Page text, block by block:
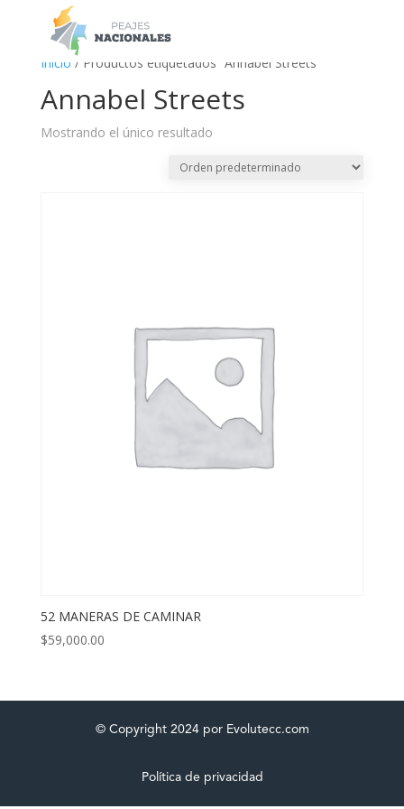
Inicio / Productos etiquetados “Annabel Streets”
Annabel Streets
Mostrando el único resultado
52 MANERAS DE CAMINAR
$59,000.00
© Copyright 2024 por Evolutecc.com
Política de privacidad